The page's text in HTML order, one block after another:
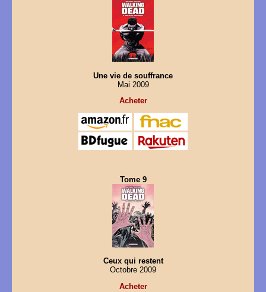
Une vie de souffrance
Mai 2009
Acheter
Tome 9
Ceux qui restent
Octobre 2009
Acheter